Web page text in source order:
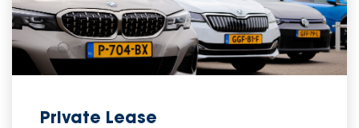
Private Lease